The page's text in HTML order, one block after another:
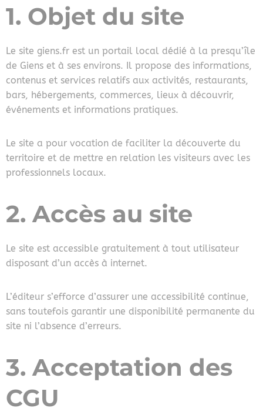
1. Objet du site
Le site giens.fr est un portail local dédié à la presqu’île
de Giens et à ses environs. Il propose des informations,
contenus et services relatifs aux activités, restaurants,
bars, hébergements, commerces, lieux à découvrir,
événements et informations pratiques.
Le site a pour vocation de faciliter la découverte du
territoire et de mettre en relation les visiteurs avec les
professionnels locaux.
2. Accès au site
Le site est accessible gratuitement à tout utilisateur
disposant d’un accès à internet.
L’éditeur s’efforce d’assurer une accessibilité continue,
sans toutefois garantir une disponibilité permanente du
site ni l’absence d’erreurs.
3. Acceptation des
CGU